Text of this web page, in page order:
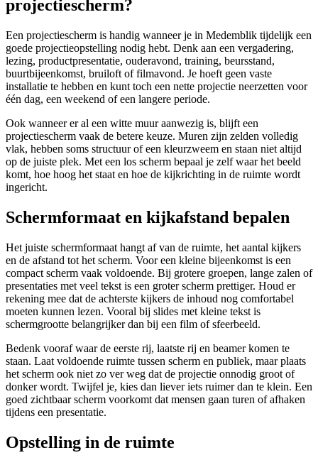
projectiescherm?
Een projectiescherm is handig wanneer je in Medemblik tijdelijk een
goede projectieopstelling nodig hebt. Denk aan een vergadering,
lezing, productpresentatie, ouderavond, training, beursstand,
buurtbijeenkomst, bruiloft of filmavond. Je hoeft geen vaste
installatie te hebben en kunt toch een nette projectie neerzetten voor
één dag, een weekend of een langere periode.
Ook wanneer er al een witte muur aanwezig is, blijft een
projectiescherm vaak de betere keuze. Muren zijn zelden volledig
vlak, hebben soms structuur of een kleurzweem en staan niet altijd
op de juiste plek. Met een los scherm bepaal je zelf waar het beeld
komt, hoe hoog het staat en hoe de kijkrichting in de ruimte wordt
ingericht.
Schermformaat en kijkafstand bepalen
Het juiste schermformaat hangt af van de ruimte, het aantal kijkers
en de afstand tot het scherm. Voor een kleine bijeenkomst is een
compact scherm vaak voldoende. Bij grotere groepen, lange zalen of
presentaties met veel tekst is een groter scherm prettiger. Houd er
rekening mee dat de achterste kijkers de inhoud nog comfortabel
moeten kunnen lezen. Vooral bij slides met kleine tekst is
schermgrootte belangrijker dan bij een film of sfeerbeeld.
Bedenk vooraf waar de eerste rij, laatste rij en beamer komen te
staan. Laat voldoende ruimte tussen scherm en publiek, maar plaats
het scherm ook niet zo ver weg dat de projectie onnodig groot of
donker wordt. Twijfel je, kies dan liever iets ruimer dan te klein. Een
goed zichtbaar scherm voorkomt dat mensen gaan turen of afhaken
tijdens een presentatie.
Opstelling in de ruimte